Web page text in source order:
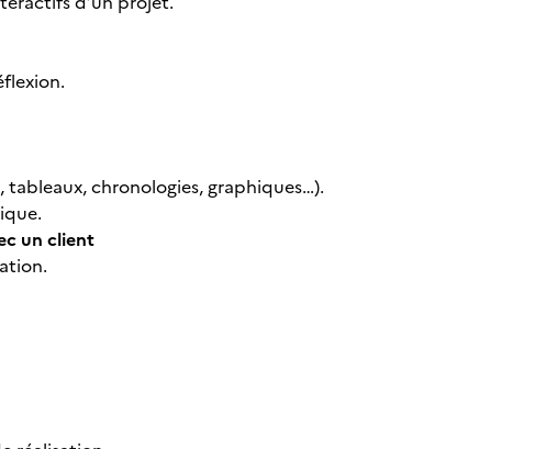
chronologies, graphiques…).
un client